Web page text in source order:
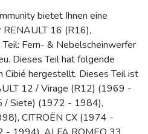
bietet Ihnen eine
16 (R16),
Fern- & Nebelscheinwerfer
Dieses Teil hat folgende
Cibié hergestellt. Dieses Teil ist
12 / Virage (R12) (1969 -
/ Siete) (1972 - 1984),
CITROËN CX (1974 -